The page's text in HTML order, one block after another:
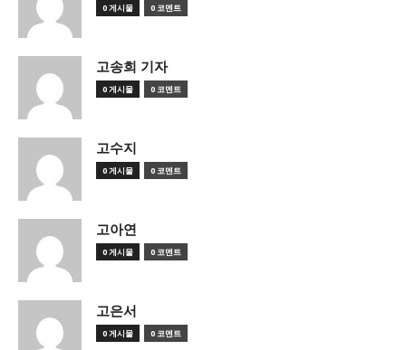
0 게시물 0 코멘트
고송희 기자
0 게시물 0 코멘트
고수지
0 게시물 0 코멘트
고아연
0 게시물 0 코멘트
고은서
0 게시물 0 코멘트